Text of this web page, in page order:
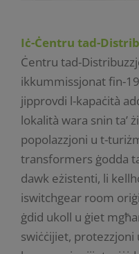
Iċ-Ċentru tad-
Ċentru tad-
ikkummissjonat fin-
jipprovdi l-kapaċità
lokalità wara snin ta’
popolazzjoni u t-
transformers ġodda
dawk eżistenti, li
iswitchgear room
ġdid ukoll u ġiet
swiċċijiet,